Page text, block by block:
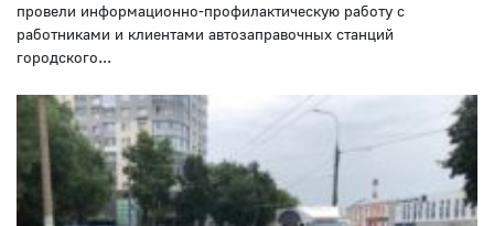
провели информационно-профилактическую работу с
работниками и клиентами автозаправочных станций
городского...